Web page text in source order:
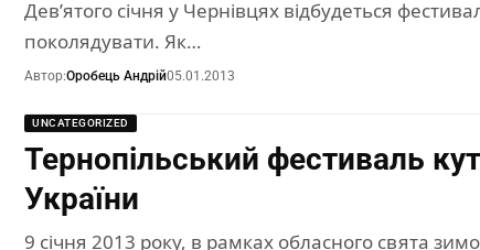
Дев’ятого січня у Чернівцях відбудеться
поколядувати. Як…
Автор:Оробець Андрій05.01.2013
UNCATEGORIZED
Тернопільський фестиваль
України
9 січня 2013 року, в рамках обласного свята